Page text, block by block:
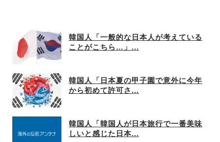
韓国人「一般的な日本人が考えている
ことがこちら…」...
韓国人「日本夏の甲子園で意外に今年
から初めて許可さ...
韓国人「韓国人が日本旅行で一番美味
しいと感じた日本...